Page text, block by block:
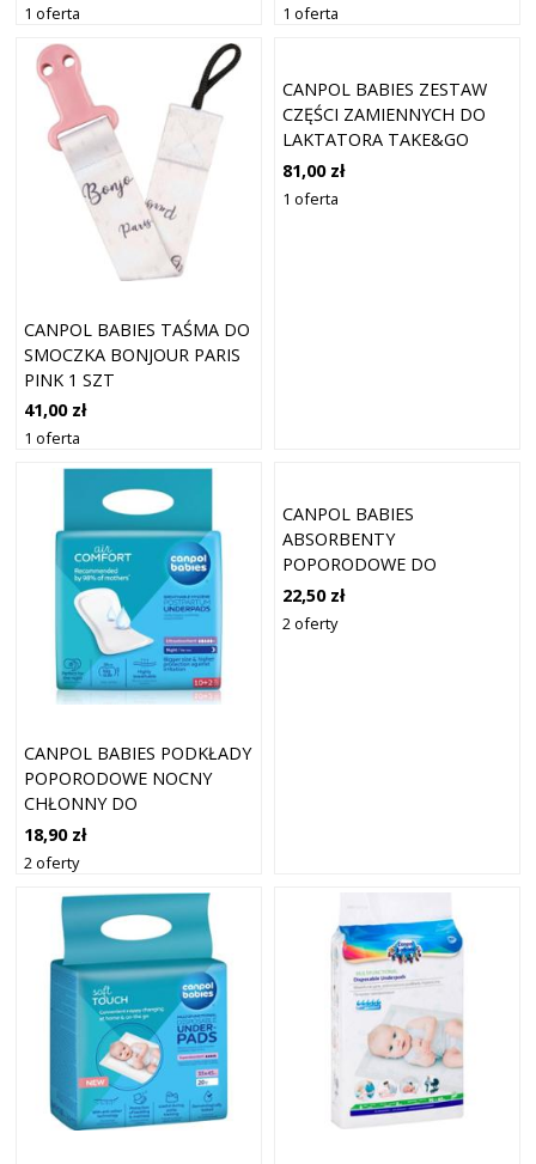
1 oferta 1 oferta
CANPOL BABIES TAŚMA DO
SMOCZKA BONJOUR PARIS
PINK 1 SZT
41,00 zł
1 oferta
CANPOL BABIES ZESTAW
CZĘŚCI ZAMIENNYCH DO
LAKTATORA TAKE&GO
EXPRESSCARE 4 SZT
81,00 zł
1 oferta
CANPOL BABIES PODKŁADY
POPORODOWE NOCNY
CHŁONNY DO
STOSOWANIA
POŁOŻNICZEGO 10 SZT
18,90 zł
2 oferty
CANPOL BABIES
ABSORBENTY
POPORODOWE DO
STOSOWANIA
POŁOŻNICZEGO NA NOC 8
22,50 zł
2 oferty